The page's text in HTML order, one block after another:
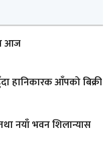
आज
हानिकारक आँपको बिक्री
नयाँ भवन शिलान्यास